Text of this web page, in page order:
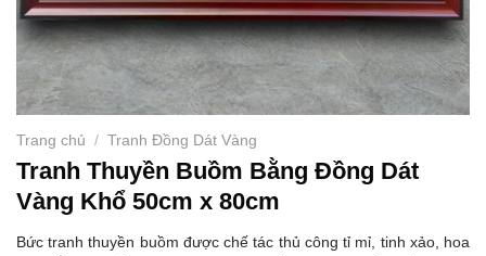
Trang chủ / Tranh Đồng Dát Vàng
Tranh Thuyền Buồm Bằng Đồng Dát
Vàng Khổ 50cm x 80cm
Bức tranh thuyền buồm được chế tác thủ công tỉ mỉ, tinh xảo, hoa